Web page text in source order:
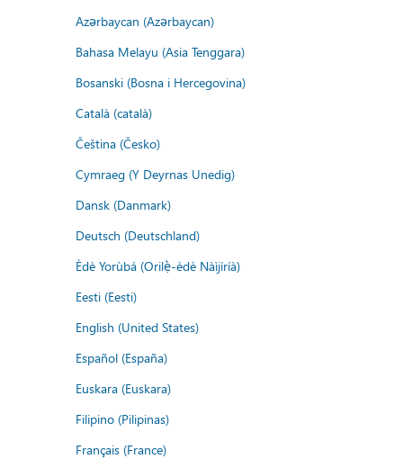
Azərbaycan (Azərbaycan)
Bahasa Melayu (Asia Tenggara)
Bosanski (Bosna i Hercegovina)
Català (català)
Čeština (Česko)
Cymraeg (Y Deyrnas Unedig)
Dansk (Danmark)
Deutsch (Deutschland)
Èdè Yorùbá (Orilẹ̀-èdè Nàìjíríà)
Eesti (Eesti)
English (United States)
Español (España)
Euskara (Euskara)
Filipino (Pilipinas)
Français (France)